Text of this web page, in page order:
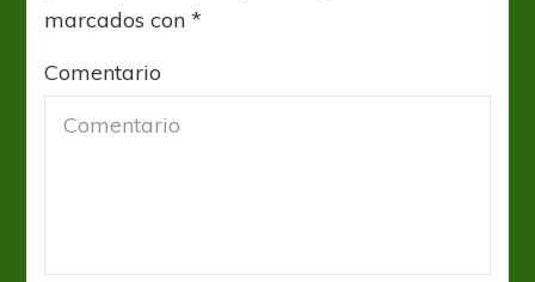
marcados con*
Comentario